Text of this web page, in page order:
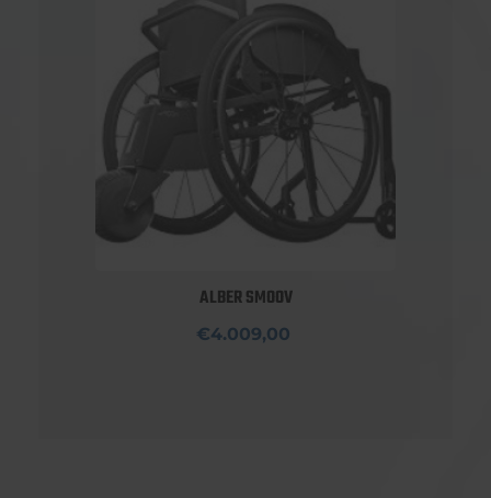
ALBER SMOOV
€4.009,00